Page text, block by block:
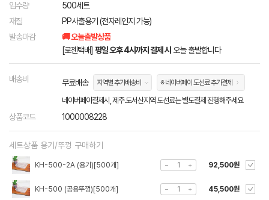
입수량
500세트
재질
PP사출용기 (전자레인지 가능)
발송마감
🚚 오늘출발상품
[로젠택배] 평일 오후 4시까지 결제 시 오늘 출발합니다
배송비 무료배송 지역별 추가배송비 ※ 네이버페이 도선료 추가결제
네이버페이결제시, 제주.도서산지역 도선료는 별도결제 진행해주세요
상품코드 1000008228
세트상품 용기/뚜껑 구매하기
KH-500-2A (용기)[500개] 92,500원
KH-500 (공용뚜껑)[500개] 45,500원